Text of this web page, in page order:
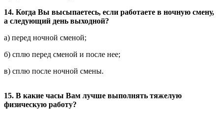
14. Когда Вы высыпаетесь, если работаете в ночную смену,
а следующий день выходной?
а) перед ночной сменой;
б) сплю перед сменой и после нее;
в) сплю после ночной смены.
15. В какие часы Вам лучше выполнять тяжелую
физическую работу?